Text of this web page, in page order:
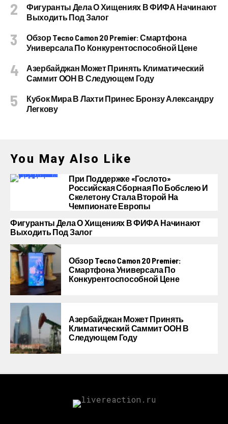
Фигуранты Дела О Хищениях В ФИФА Начинают
Выходить Под Залог
Обзор Tecno Camon 20 Premier: Смартфона
Универсала По Конкурентоспособной Цене
Азербайджан Может Принять Климатический
Саммит ООН В Следующем Году
Кубок Мира В Лахти Принес Бронзу Александру
Легкову
You May Also Like
При Поддержке «Гослото»
Российская Сборная По Бобслею И
Скелетону Стала Второй На
Чемпионате Европы
Фигуранты Дела О Хищениях В ФИФА Начинают
Выходить Под Залог
Обзор Tecno Camon 20 Premier:
Смартфона Универсала По
Конкурентоспособной Цене
Азербайджан Может Принять
Климатический Саммит ООН В
Следующем Году